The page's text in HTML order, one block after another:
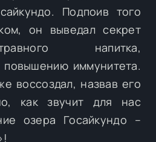
Подпоив того
он выведал секрет
напитка,
иммунитета.
воссоздал, назвав его
как звучит для нас
озера Госайкундо –